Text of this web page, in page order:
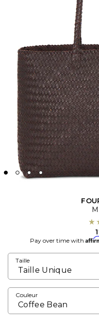
Pay over time with
Taille
Couleur